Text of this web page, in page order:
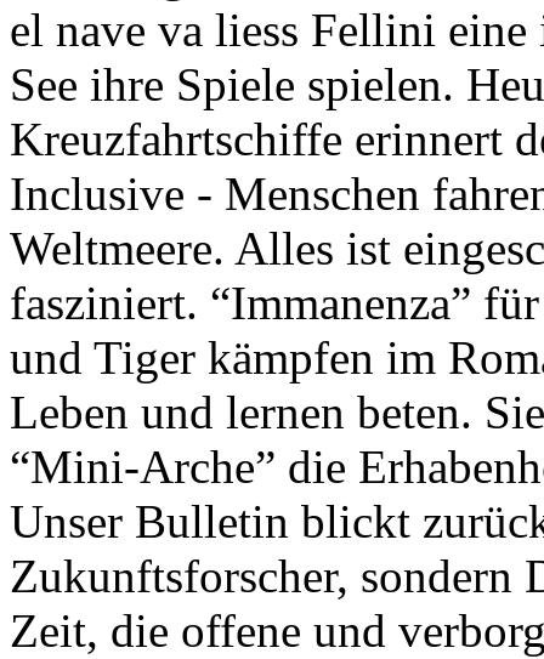
el nave va liess Fellini
See ihre Spiele spielen.
Kreuzfahrtschiffe erinnert
Inclusive - Menschen
Weltmeere. Alles ist
fasziniert. “Immanenza”
und Tiger kämpfen im
Leben und lernen beten.
“Mini-Arche” die
Unser Bulletin blickt
Zukunftsforscher, sondern
Zeit, die offene und